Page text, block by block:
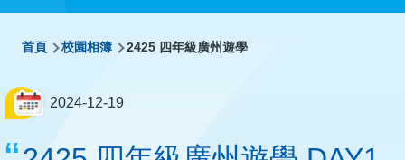
導
連
結
首頁 校園相簿 2425 四年級廣州遊學
2024-12-19